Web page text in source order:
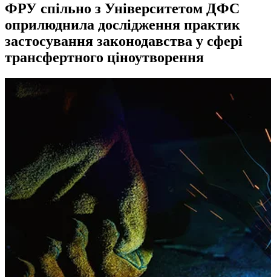
ФРУ спільно з Університетом ДФС
оприлюднила дослідження практик
застосування законодавства у сфері
трансфертного ціноутворення